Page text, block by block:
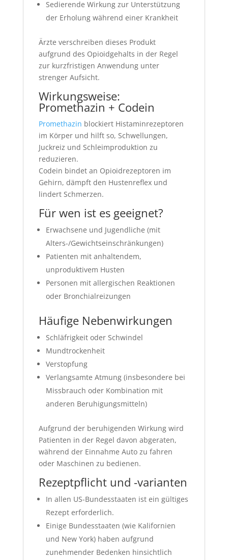
Sedierende Wirkung zur Unterstützung
der Erholung während einer Krankheit
Ärzte verschreiben dieses Produkt
aufgrund des Opioidgehalts in der Regel
zur kurzfristigen Anwendung unter
strenger Aufsicht.
Wirkungsweise:
Promethazin + Codein
Promethazin blockiert Histaminrezeptoren
im Körper und hilft so, Schwellungen,
Juckreiz und Schleimproduktion zu
reduzieren.
Codein bindet an Opioidrezeptoren im
Gehirn, dämpft den Hustenreflex und
lindert Schmerzen.
Für wen ist es geeignet?
Erwachsene und Jugendliche (mit
Alters-/Gewichtseinschränkungen)
Patienten mit anhaltendem,
unproduktivem Husten
Personen mit allergischen Reaktionen
oder Bronchialreizungen
Häufige Nebenwirkungen
Schläfrigkeit oder Schwindel
Mundtrockenheit
Verstopfung
Verlangsamte Atmung (insbesondere bei
Missbrauch oder Kombination mit
anderen Beruhigungsmitteln)
Aufgrund der beruhigenden Wirkung wird
Patienten in der Regel davon abgeraten,
während der Einnahme Auto zu fahren
oder Maschinen zu bedienen.
Rezeptpflicht und -varianten
In allen US-Bundesstaaten ist ein gültiges
Rezept erforderlich.
Einige Bundesstaaten (wie Kalifornien
und New York) haben aufgrund
zunehmender Bedenken hinsichtlich